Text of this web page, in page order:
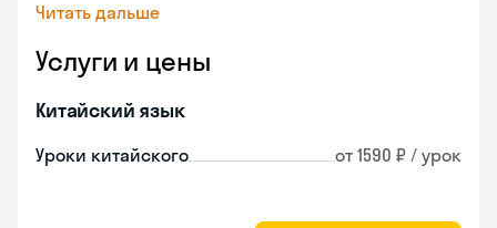
Читать дальше
Услуги и цены
Китайский язык
Уроки китайского от 1590 ₽ / урок